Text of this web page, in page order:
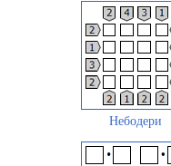
Небодери